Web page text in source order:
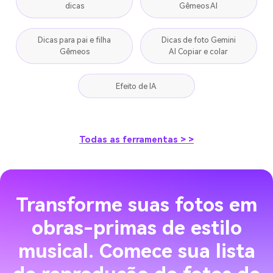
dicas
Gêmeos AI
Dicas para pai e filha
Gêmeos
Dicas de foto Gemini
AI Copiar e colar
Efeito de IA
Todas as ferramentas > >
Transforme suas fotos em
obras-primas de estilo
musical. Comece sua lista